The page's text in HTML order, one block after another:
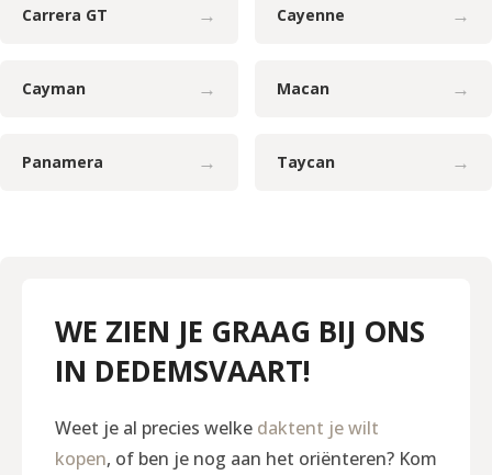
Carrera GT → Cayenne →
Cayman → Macan →
Panamera → Taycan →
WE ZIEN JE GRAAG BIJ ONS
IN DEDEMSVAART!
Weet je al precies welke daktent je wilt
kopen, of ben je nog aan het oriënteren? Kom